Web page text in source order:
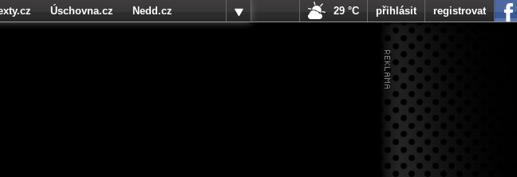
Úschovna.cz
Nedd.cz
29 °C přihlásit registrovat